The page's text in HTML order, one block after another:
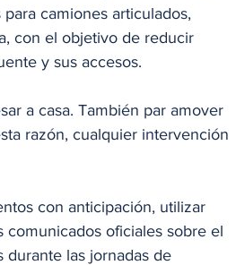
camiones articulados,
con el objetivo de reducir
y sus accesos.
a casa. También par amover
razón, cualquier intervención
con anticipación, utilizar
comunicados oficiales sobre el
durante las jornadas de